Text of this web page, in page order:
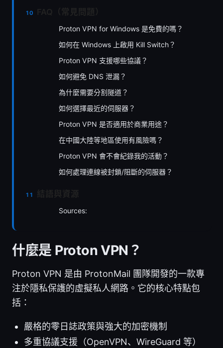
Proton VPN for Windows 是免費的嗎？
如何在 Windows 上啟用 Kill Switch？
Proton VPN 支援哪些協議？
如何避免 DNS 泄漏？
為什麼需要分割隧道？
如何選擇最近的伺服器？
Proton VPN 是否適用於商業用途？
在中國大陸等地區使用有風險嗎？
Proton VPN 會不會紀錄我的活動？
如何處理連線被封鎖/阻斷的伺服器？
Sources:
什麼是 Proton VPN？
Proton VPN 是由 ProtonMail 團隊開發的一款專
注於隱私保護的虛擬私人網路。它的核心特點包
括：
嚴格的零日誌政策與強大的加密機制
多重協議支援（OpenVPN、WireGuard 等）